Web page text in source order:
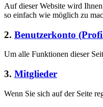
Auf dieser Website wird
so einfach wie möglich zu
2. Benutzerkonto
Um alle Funktionen dieser
3. Mitglieder
Wenn Sie sich auf der Seite